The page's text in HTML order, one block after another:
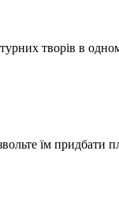
творів в
їм придбати